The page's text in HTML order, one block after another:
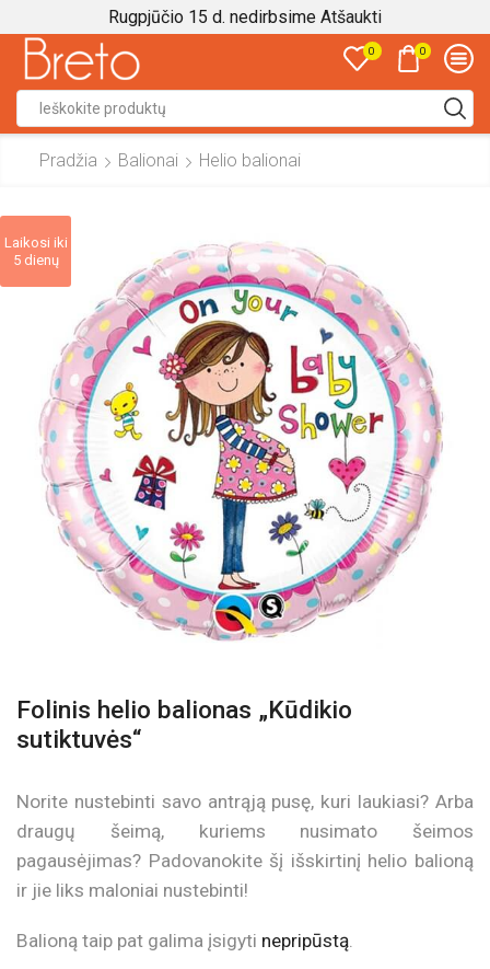
Rugpjūčio 15 d. nedirbsime Atšaukti
0 0
input
Pradžia Balionai Helio balionai
Laikosi iki
5 dienų
Folinis helio balionas „Kūdikio
sutiktuvės“
Norite nustebinti savo antrąją pusę, kuri laukiasi? Arba
draugų šeimą, kuriems nusimato šeimos
pagausėjimas? Padovanokite šį išskirtinį helio balioną
ir jie liks maloniai nustebinti!
Balioną taip pat galima įsigyti nepripūstą